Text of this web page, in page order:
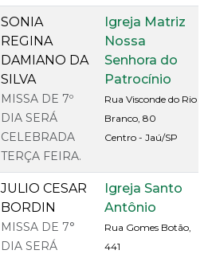
SONIA
REGINA
DAMIANO DA
SILVA
MISSA DE 7º
DIA SERÁ
CELEBRADA
TERÇA FEIRA.
Igreja Matriz
Nossa
Senhora do
Patrocínio
Rua Visconde do Rio
Branco, 80
Centro - Jaú/SP
JULIO CESAR
BORDIN
MISSA DE 7°
DIA SERÁ
Igreja Santo
Antônio
Rua Gomes Botão,
441